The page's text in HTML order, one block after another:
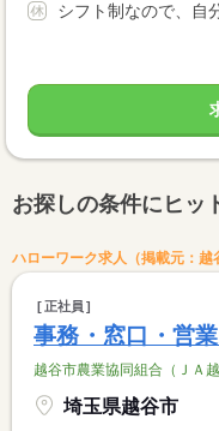
シフト制なので、自
お探しの条件にヒッ
ハローワーク求人（掲載元：越
正社員
事務・窓口・営
越谷市農業協同組合（ＪＡ越
埼玉県越谷市